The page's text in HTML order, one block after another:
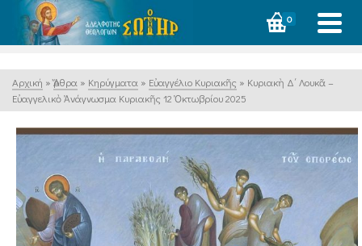
0
Αρχική » Ἄρθρα » Κηρύγματα » Εὐαγγέλιο Κυριακῆς » Κυριακὴ Δ΄ Λουκᾶ –
Εὐαγγελικὸ Ἀνάγνωσμα Κυριακῆς 12 Ὀκτωβρίου 2025